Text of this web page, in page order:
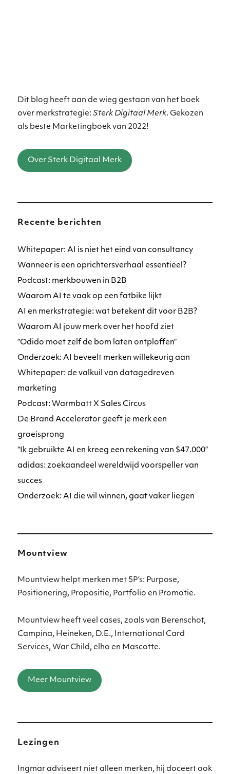
Dit blog heeft aan de wieg gestaan van het boek
over merkstrategie:Sterk Digitaal Merk. Gekozen
als beste Marketingboek van 2022!
Over Sterk Digitaal Merk
Recente berichten
Whitepaper: AI is niet het eind van consultancy
Wanneer is een oprichtersverhaal essentieel?
Podcast: merkbouwen in B2B
Waarom AI te vaak op een fatbike lijkt
AI en merkstrategie: wat betekent dit voor B2B?
Waarom AI jouw merk over het hoofd ziet
“Odido moet zelf de bom laten ontploffen”
Onderzoek: AI beveelt merken willekeurig aan
Whitepaper: de valkuil van datagedreven
marketing
Podcast: Warmbatt X Sales Circus
De Brand Accelerator geeft je merk een
groeisprong
“Ik gebruikte AI en kreeg een rekening van $47.000”
adidas: zoekaandeel wereldwijd voorspeller van
succes
Onderzoek: AI die wil winnen, gaat vaker liegen
Mountview
Mountview helpt merken met 5P’s: Purpose,
Positionering, Propositie, Portfolio en Promotie.
Mountview heeft veel cases, zoals van Berenschot,
Campina, Heineken, D.E., International Card
Services, War Child, elho en Mascotte.
Meer Mountview
Lezingen
Ingmar adviseert niet alleen merken, hij doceert ook